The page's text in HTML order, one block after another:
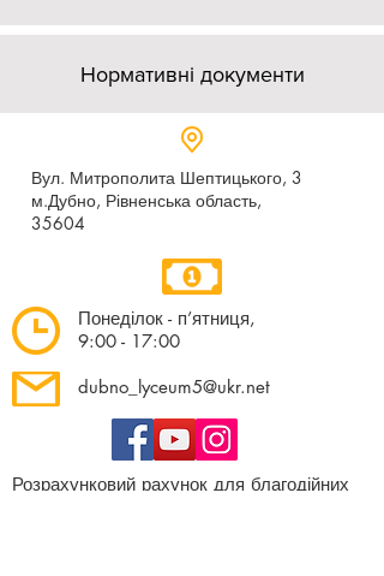
Нормативні документи
Вул. Митрополита Шептицького, 3
м.Дубно, Рівненська область,
35604
Понеділок - п’ятниця,
9:00 - 17:00
dubno_lyceum5@ukr.net
Розрахунковий рахунок для благодійних